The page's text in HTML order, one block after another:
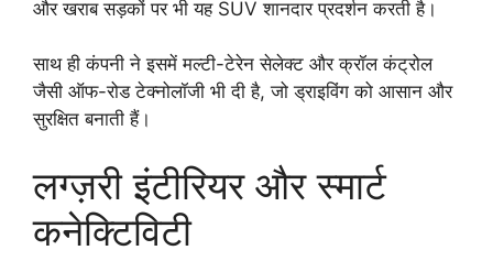
और खराब सड़कों पर भी यह SUV शानदार प्रदर्शन करती है।
साथ ही कंपनी ने इसमें मल्टी-टेरेन सेलेक्ट और क्रॉल कंट्रोल
जैसी ऑफ-रोड टेक्नोलॉजी भी दी है, जो ड्राइविंग को आसान और
सुरक्षित बनाती हैं।
लग्ज़री इंटीरियर और स्मार्ट
कनेक्टिविटी